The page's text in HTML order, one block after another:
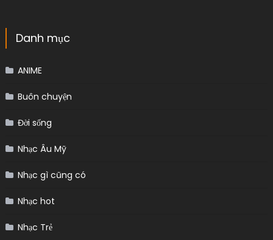
Danh mục
ANIME
Buôn chuyện
Đời sống
Nhạc Âu Mỹ
Nhạc gì cũng có
Nhạc hot
Nhạc Trẻ